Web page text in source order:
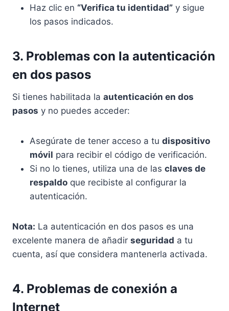
Haz clic en “Verifica tu identidad” y sigue
los pasos indicados.
3. Problemas con la autenticación
en dos pasos
Si tienes habilitada la autenticación en dos
pasos y no puedes acceder:
Asegúrate de tener acceso a tu dispositivo
móvil para recibir el código de verificación.
Si no lo tienes, utiliza una de las claves de
respaldo que recibiste al configurar la
autenticación.
Nota: La autenticación en dos pasos es una
excelente manera de añadir seguridad a tu
cuenta, así que considera mantenerla activada.
4. Problemas de conexión a
Internet